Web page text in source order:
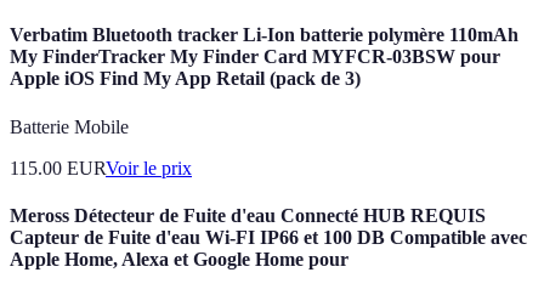
Verbatim Bluetooth tracker Li-Ion batterie polymère 110mAh
My FinderTracker My Finder Card MYFCR-03BSW pour
Apple iOS Find My App Retail (pack de 3)
Batterie Mobile
115.00 EURVoir le prix
Meross Détecteur de Fuite d'eau Connecté HUB REQUIS
Capteur de Fuite d'eau Wi-FI IP66 et 100 DB Compatible avec
Apple Home, Alexa et Google Home pour